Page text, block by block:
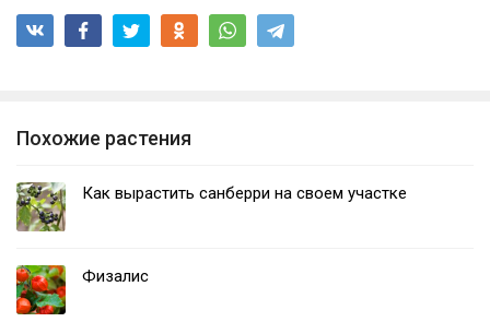
Похожие растения
Как вырастить санберри на своем участке
Физалис